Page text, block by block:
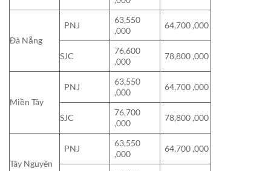
Đà Nẵng
PNJ
63,550
,000
64,700 ,000
SJC
76,600
,000
78,800 ,000
Miền Tây
PNJ
63,550
,000
64,700 ,000
SJC
76,700
,000
78,800 ,000
Tây Nguyên
PNJ
63,550
,000
64,700 ,000